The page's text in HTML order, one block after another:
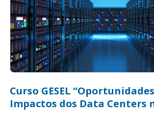
Curso GESEL
Impactos dos Data Centers